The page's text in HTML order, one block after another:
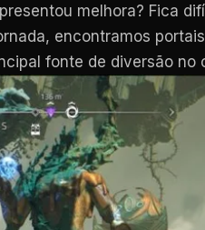
melhora? Fica
encontramos
fonte de diversão no